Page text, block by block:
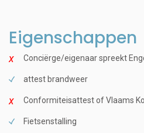
Eigenschappen
Conciërge/eigenaar spreekt
attest brandweer
Conformiteisattest of Vlaams
Fietsenstalling